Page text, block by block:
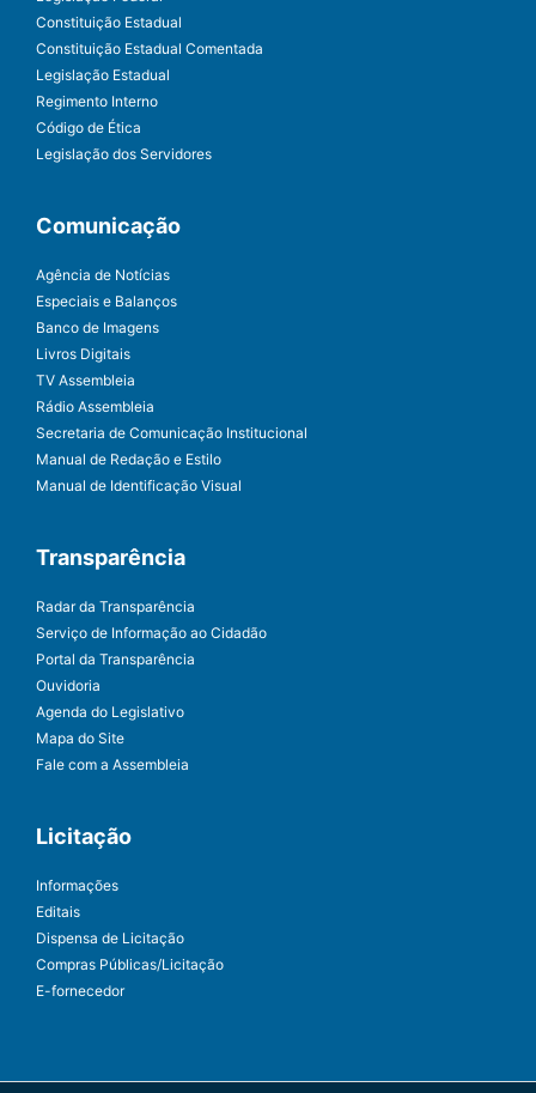
Constituição Estadual
Constituição Estadual Comentada
Legislação Estadual
Regimento Interno
Código de Ética
Legislação dos Servidores
Comunicação
Agência de Notícias
Especiais e Balanços
Banco de Imagens
Livros Digitais
TV Assembleia
Rádio Assembleia
Secretaria de Comunicação Institucional
Manual de Redação e Estilo
Manual de Identificação Visual
Transparência
Radar da Transparência
Serviço de Informação ao Cidadão
Portal da Transparência
Ouvidoria
Agenda do Legislativo
Mapa do Site
Fale com a Assembleia
Licitação
Informações
Editais
Dispensa de Licitação
Compras Públicas/Licitação
E-fornecedor